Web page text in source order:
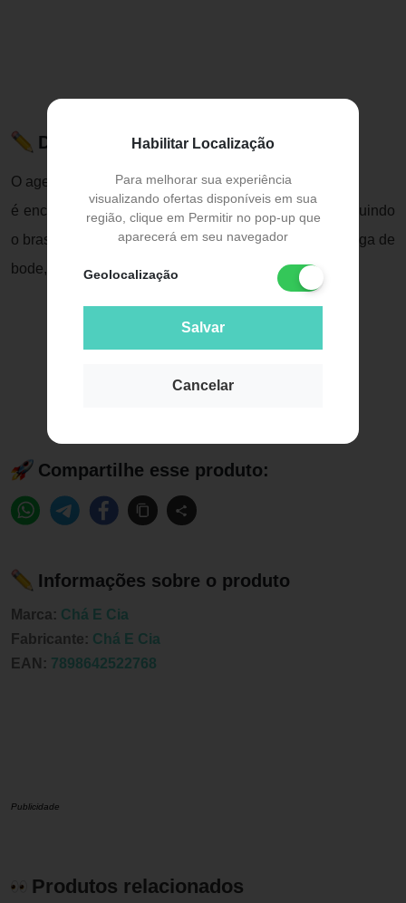
Habilitar Localização
Para melhorar sua experiência
visualizando ofertas disponíveis em sua
região, clique em Permitir no pop-up que
aparecerá em seu navegador
Geolocalização
Salvar
Cancelar
Descrição do Produto
O ageratum conyzoides l.
é encontrada em regiões tropicais e subtropicais, incluindo
o brasil, onde é mais conhecida como mentrasto, catinga de
bode, erva de são joão, matruço, entre outras
Compartilhe esse produto:
Informações sobre o produto
Marca: Chá E Cia
Fabricante: Chá E Cia
EAN: 7898642522768
Publicidade
Produtos relacionados